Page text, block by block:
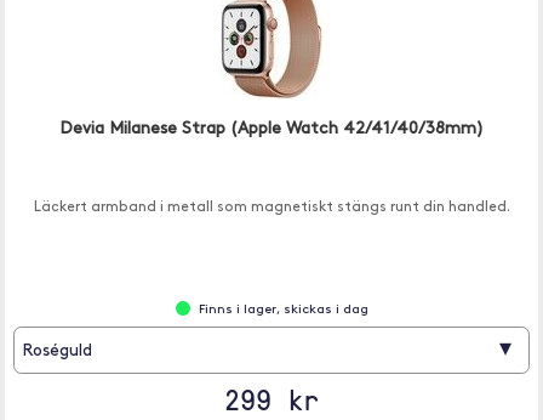
Devia Milanese Strap (Apple Watch 42/41/40/38mm)
Läckert armband i metall som magnetiskt stängs runt din handled.
Finns i lager, skickas i dag
Roséguld ▾
299 kr